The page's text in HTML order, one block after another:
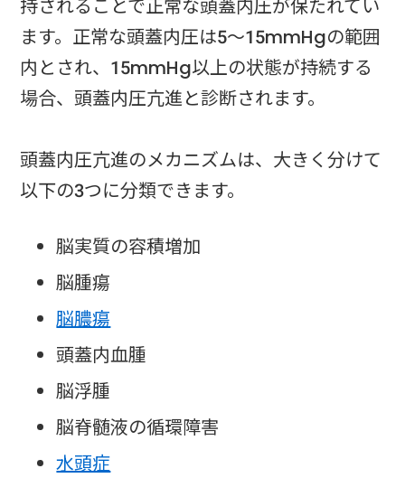
持されることで正常な頭蓋内圧が保たれてい
ます。正常な頭蓋内圧は5〜15mmHgの範囲
内とされ、15mmHg以上の状態が持続する
場合、頭蓋内圧亢進と診断されます。
頭蓋内圧亢進のメカニズムは、大きく分けて
以下の3つに分類できます。
脳実質の容積増加
脳腫瘍
脳膿瘍
頭蓋内血腫
脳浮腫
脳脊髄液の循環障害
水頭症